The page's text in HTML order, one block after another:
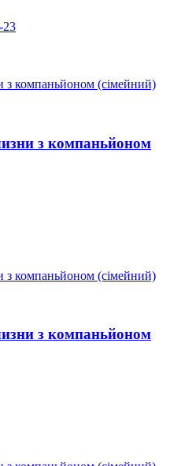
23
з компаньйоном
з компаньйоном